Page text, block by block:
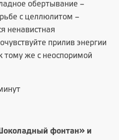
обертывание –
с целлюлитом –
ненавистная
прилив энергии
тому же с неоспоримой
фонтан» и